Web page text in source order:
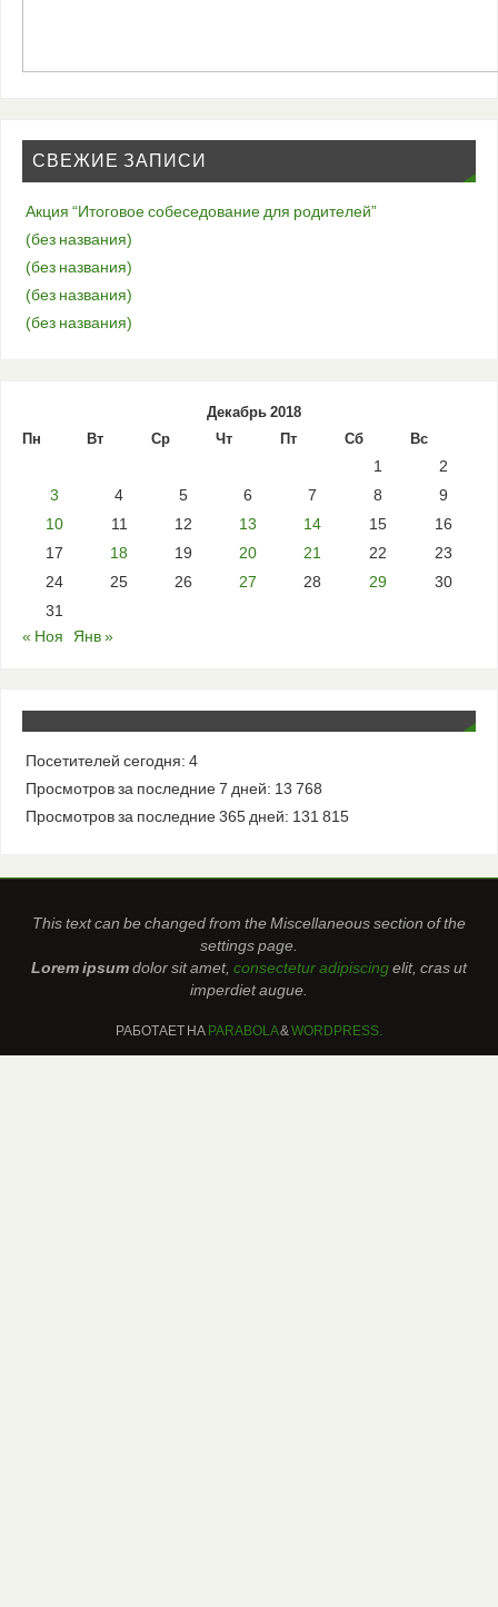
СВЕЖИЕ ЗАПИСИ
Акция “Итоговое собеседование для родителей”
(без названия)
(без названия)
(без названия)
(без названия)
Декабрь 2018
Пн
Вт Ср Чт Пт Сб Вс
1
2
3
4 5 6 7 8
9
10
11 12 13 14 15
16
17
18 19 20 21 22
23
24
25 26 27 28 29
30
31
« Ноя
Янв »
Посетителей сегодня: 4
Просмотров за последние 7 дней: 13 768
Просмотров за последние 365 дней: 131 815
This text can be changed from the Miscellaneous section of the
settings page.
Lorem ipsumdolor sit amet, consectetur adipiscingelit, cras ut
imperdiet augue.
РАБОТАЕТ НА PARABOLA&WORDPRESS.